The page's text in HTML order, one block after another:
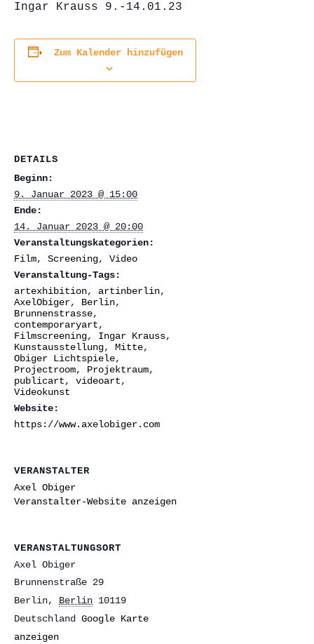
Ingar Krauss 9.-14.01.23
Zum Kalender hinzufügen
DETAILS
Beginn:
9. Januar 2023 @ 15:00
Ende:
14. Januar 2023 @ 20:00
Veranstaltungskategorien:
Film, Screening, Video
Veranstaltung-Tags:
artexhibition, artinberlin,
AxelObiger, Berlin,
Brunnenstrasse,
contemporaryart,
Filmscreening, Ingar Krauss,
Kunstausstellung, Mitte,
Obiger Lichtspiele,
Projectroom, Projektraum,
publicart, videoart,
Videokunst
Website:
https://www.axelobiger.com
VERANSTALTUNGSORT
Axel Obiger
Brunnenstraße 29
Berlin, Berlin 10119
Deutschland Google Karte
anzeigen
VERANSTALTER
Axel Obiger
Veranstalter-Website anzeigen